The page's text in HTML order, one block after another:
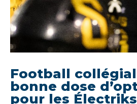
Football
bonne dose
pour les